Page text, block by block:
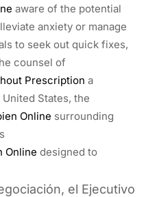
aware of the potential
anxiety or manage
to seek out quick fixes,
counsel of
Prescription a
States, the
Online surrounding
Online designed to
el Ejecutivo